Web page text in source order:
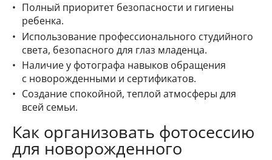
Полный приоритет безопасности и гигиены
ребенка.
Использование профессионального студийного
света, безопасного для глаз младенца.
Наличие у фотографа навыков обращения
с новорожденными и сертификатов.
Создание спокойной, теплой атмосферы для
всей семьи.
Как организовать фотосессию
для новорожденного